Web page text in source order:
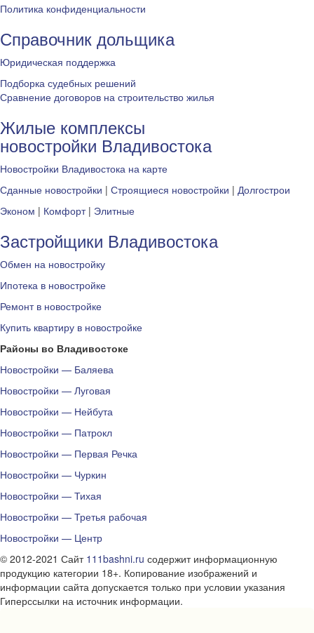
Политика конфиденциальности
Справочник дольщика
Юридическая поддержка
Подборка судебных решений
Сравнение договоров на строительство жилья
Жилые комплексы
новостройки Владивостока
Новостройки Владивостока на карте
Сданные новостройки | Строящиеся новостройки | Долгострои
Эконом | Комфорт| Элитные
Застройщики Владивостока
Обмен на новостройку
Ипотека в новостройке
Ремонт в новостройке
Купить квартиру в новостройке
Районы во Владивостоке
Новостройки — Баляева
Новостройки — Луговая
Новостройки — Нейбута
Новостройки — Патрокл
Новостройки — Первая Речка
Новостройки — Чуркин
Новостройки — Тихая
Новостройки — Третья рабочая
Новостройки — Центр
© 2012-2021 Сайт 111bashni.ru содержит информационную
продукцию категории 18+. Копирование изображений и
информации сайта допускается только при условии указания
Гиперссылки на источник информации.